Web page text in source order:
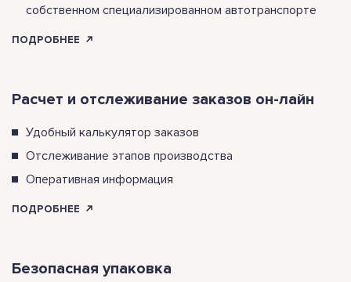
собственном специализированном автотранспорте
ПОДРОБНЕЕ
Расчет и отслеживание заказов он-лайн
Удобный калькулятор заказов
Отслеживание этапов производства
Оперативная информация
ПОДРОБНЕЕ
Безопасная упаковка